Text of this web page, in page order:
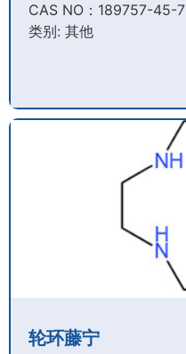
CAS NO：189757-45-7​
类别: 其他
轮环藤宁